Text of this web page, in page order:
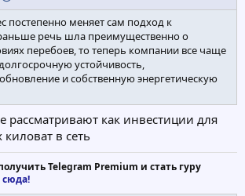
постепенно меняет сам подход к
речь шла преимущественно о
перебоев, то теперь компании все чаще
устойчивость,
и собственную энергетическую
рассматривают как инвестиции для
в сеть
Telegram Premium и стать гуру